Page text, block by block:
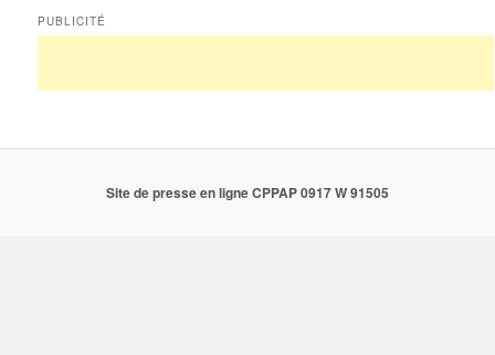
PUBLICITÉ
Site de presse en ligne CPPAP 0917 W 91505